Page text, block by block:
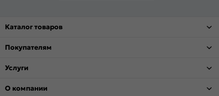
Каталог товаров
Покупателям
Услуги
О компании